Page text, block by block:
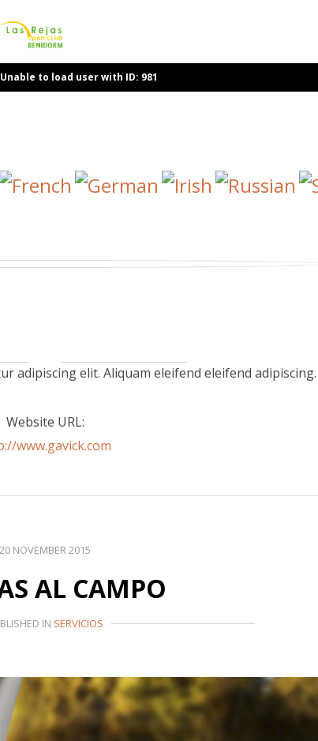
to load user with ID: 981
adipiscing elit. Aliquam eleifend eleifend adipiscing.
Website URL:
www.gavick.com
20 NOVEMBER 2015
AL CAMPO
IN SERVICIOS